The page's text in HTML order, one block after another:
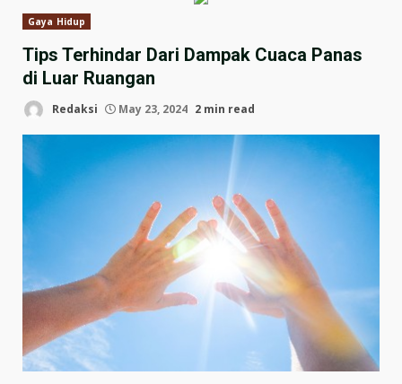
Gaya Hidup
Tips Terhindar Dari Dampak Cuaca Panas
di Luar Ruangan
Redaksi May 23, 2024 2 min read